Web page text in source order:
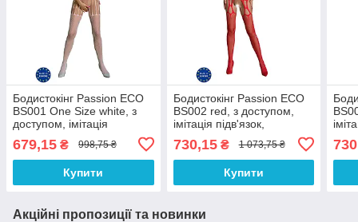
Бодистокінг Passion ECO
BS001 One Size white, з
доступом, імітація
підв'язок, флористичний
декор
679,15 ₴ 998,75 ₴
Купити
Бодистокінг Passion ECO
BS002 red, з доступом,
імітація підв'язок,
730,15₴ 1 073,75 ₴
Купити
Акційні пропозиції та новинки